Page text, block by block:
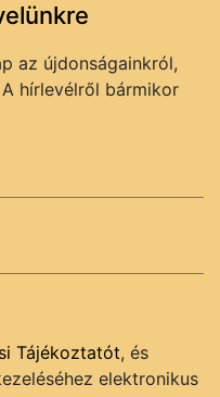
az újdonságainkról,
hírlevélről bármikor
Tájékoztatót, és
elektronikus